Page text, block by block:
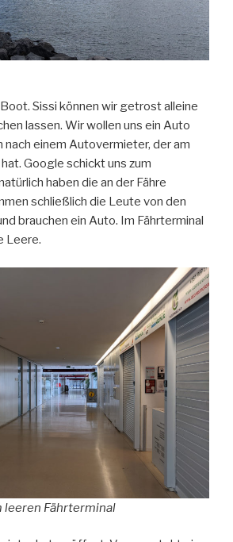
Sissi können wir getrost alleine
lassen. Wir wollen uns ein Auto
nach einem Autovermieter, der am
Google schickt uns zum
haben die an der Fähre
schließlich die Leute von den
brauchen ein Auto. Im Fährterminal
Leere.
Fährterminal